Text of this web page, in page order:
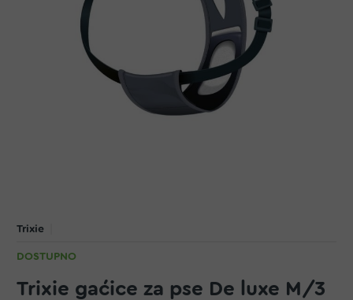
Trixie
DOSTUPNO
Trixie gaćice za pse De luxe M/3